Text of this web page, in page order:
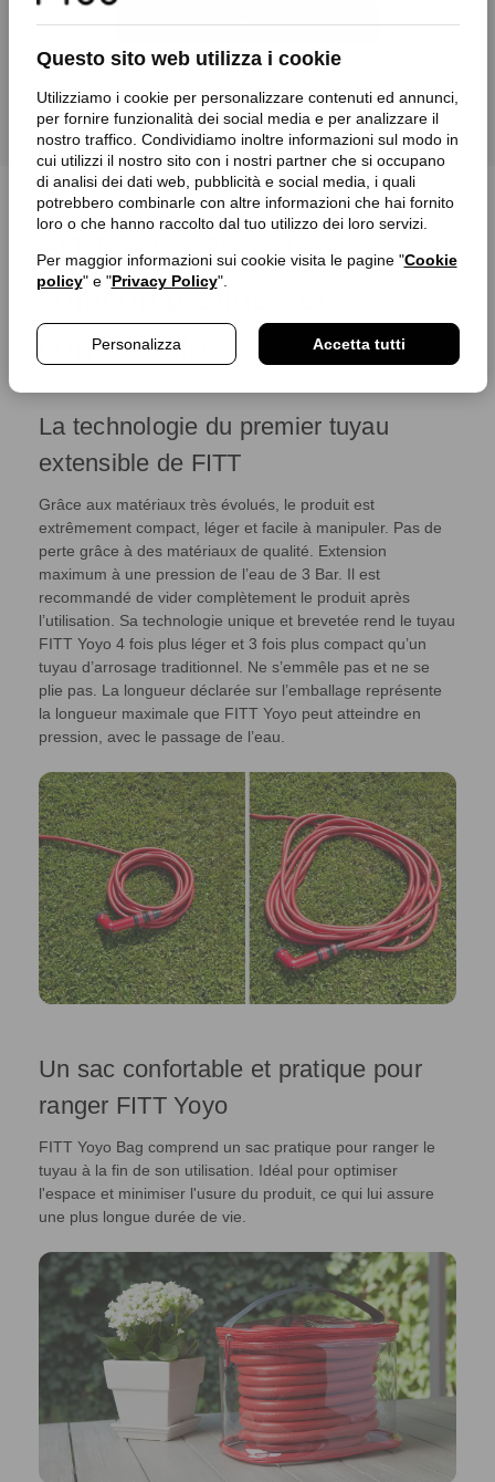
Questo sito web utilizza i cookie
Utilizziamo i cookie per personalizzare contenuti ed annunci,
per fornire funzionalità dei social media e per analizzare il
nostro traffico. Condividiamo inoltre informazioni sul modo in
cui utilizzi il nostro sito con i nostri partner che si occupano
di analisi dei dati web, pubblicità e social media, i quali
potrebbero combinarle con altre informazioni che hai fornito
loro o che hanno raccolto dal tuo utilizzo dei loro servizi.
Per maggior informazioni sui cookie visita le pagine "Cookie
policy" e "Privacy Policy".
Personalizza Accetta tutti
Choisir les options
FITT Yoyo Bag : une
solution pratique et
confortable
La technologie du premier tuyau
extensible de FITT
Grâce aux matériaux très évolués, le produit est
extrêmement compact, léger et facile à manipuler. Pas de
perte grâce à des matériaux de qualité. Extension
maximum à une pression de l’eau de 3 Bar. Il est
recommandé de vider complètement le produit après
l’utilisation. Sa technologie unique et brevetée rend le tuyau
FITT Yoyo 4 fois plus léger et 3 fois plus compact qu’un
tuyau d’arrosage traditionnel. Ne s’emmêle pas et ne se
plie pas. La longueur déclarée sur l’emballage représente
la longueur maximale que FITT Yoyo peut atteindre en
pression, avec le passage de l’eau.
Un sac confortable et pratique pour
ranger FITT Yoyo
FITT Yoyo Bag comprend un sac pratique pour ranger le
tuyau à la fin de son utilisation. Idéal pour optimiser
l'espace et minimiser l'usure du produit, ce qui lui assure
une plus longue durée de vie.